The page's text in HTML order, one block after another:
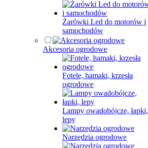
Żarówki Led do motorów i
samochodów
Akcesoria ogrodowe
Fotele, hamaki, krzesła
ogrodowe
Lampy owadobójcze, łapki,
lepy
Narzędzia ogrodowe